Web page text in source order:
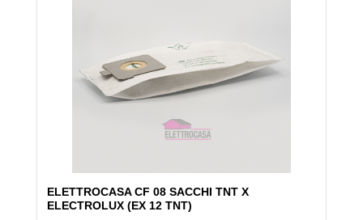
ELETTROCASA CF 08 SACCHI TNT X
ELECTROLUX (EX 12 TNT)